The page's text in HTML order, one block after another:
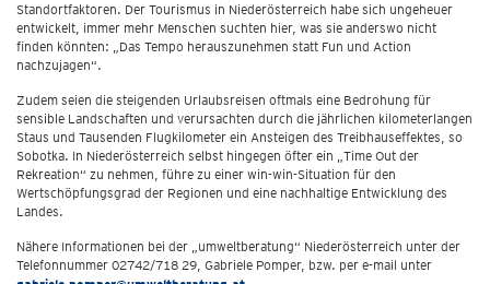
Standortfaktoren. Der Tourismus in Niederösterreich habe sich ungeheuer
entwickelt, immer mehr Menschen suchten hier, was sie anderswo nicht
finden könnten: „Das Tempo herauszunehmen statt Fun und Action
nachzujagen“.
Zudem seien die steigenden Urlaubsreisen oftmals eine Bedrohung für
sensible Landschaften und verursachten durch die jährlichen kilometerlangen
Staus und Tausenden Flugkilometer ein Ansteigen des Treibhauseffektes, so
Sobotka. In Niederösterreich selbst hingegen öfter ein „Time Out der
Rekreation“ zu nehmen, führe zu einer win-win-Situation für den
Wertschöpfungsgrad der Regionen und eine nachhaltige Entwicklung des
Landes.
Nähere Informationen bei der „umweltberatung“ Niederösterreich unter der
Telefonnummer 02742/718 29, Gabriele Pomper, bzw. per e-mail unter